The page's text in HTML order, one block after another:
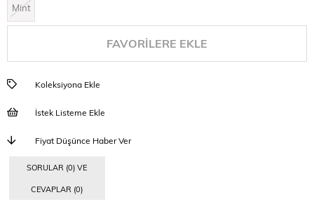
Mint
FAVORILERE EKLE
Koleksiyona Ekle
İstek Listeme Ekle
Fiyat Düşünce Haber Ver
SORULAR (0) VE
CEVAPLAR (0)